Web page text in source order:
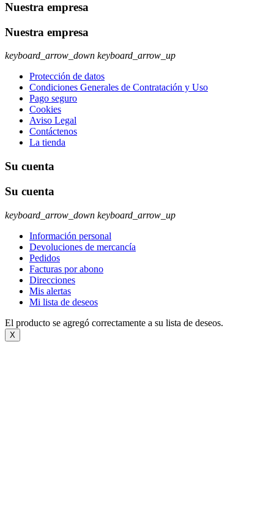
Nuestra empresa
Nuestra empresa
keyboard_arrow_down keyboard_arrow_up
Protección de datos
Condiciones Generales de Contratación y Uso
Pago seguro
Cookies
Aviso Legal
Contáctenos
La tienda
Su cuenta
Su cuenta
keyboard_arrow_down keyboard_arrow_up
Información personal
Devoluciones de mercancía
Pedidos
Facturas por abono
Direcciones
Mis alertas
Mi lista de deseos
El producto se agregó correctamente a su lista de deseos.
X